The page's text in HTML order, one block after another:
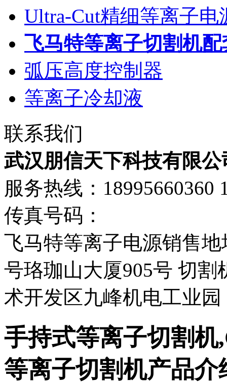
Ultra-Cut精细等离子电
飞马特等离子切割机配
弧压高度控制器
等离子冷却液
联系我们
武汉朋信天下科技有限公
服务热线：18995660360
传真号码：
飞马特等离子电源销售
号珞珈山大厦905号 切
术开发区九峰机电工业园
手持式等离子切割机
等离子切割机产品介